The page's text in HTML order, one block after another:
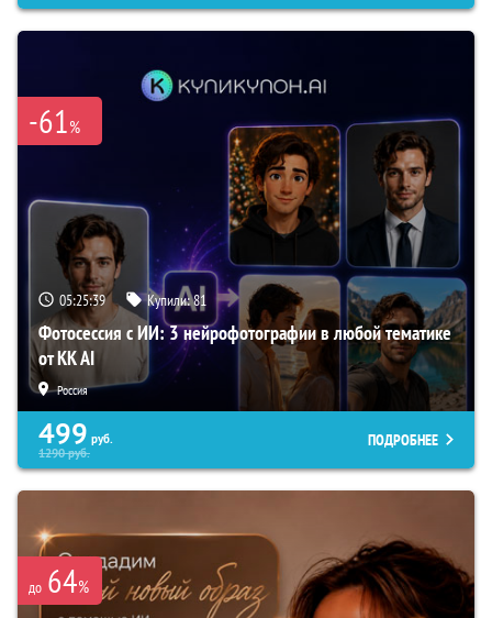
-61%
05:25:38 Купили:81
Фотосессия с ИИ: 3 нейрофотографии в любой тематике
от KK AI
Россия
499 руб.
1290руб.
ПОДРОБНЕЕ
до 64%